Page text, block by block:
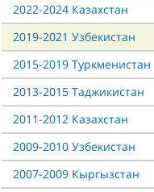
mkur2022-2024 Казахстан
2019-2021 Узбекистан
2015-2019 Туркменистан
2013-2015 Таджикистан
2011-2012 Казахстан
2009-2010 Узбекистан
2007-2009 Кыргызстан